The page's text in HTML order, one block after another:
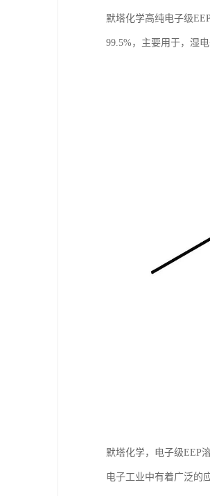
默塔化学高纯电子级
99.5%，主要用于，湿
默塔化学，电子级EEP
电子工业中有着广泛的